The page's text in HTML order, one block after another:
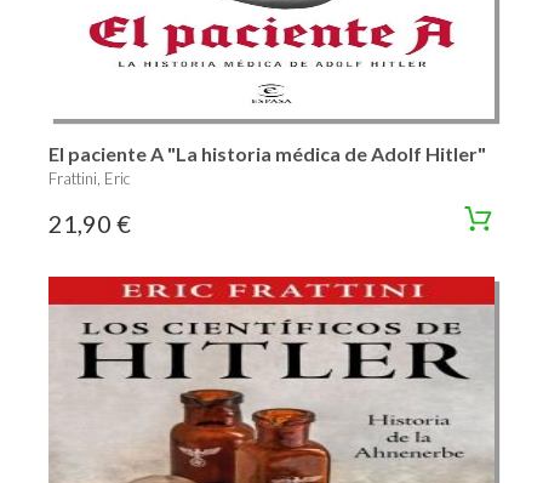
El paciente A "La historia médica de Adolf Hitler"
Frattini, Eric
21,90 €